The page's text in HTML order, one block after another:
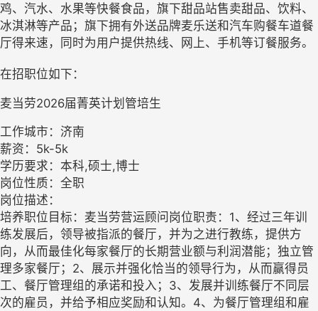
鸡、汽水、水果等快餐食品，旗下甜品站售卖甜品、饮料、
冰淇淋等产品；旗下拥有外送品牌麦乐送和汽车购餐车道餐
厅得来速，同时为用户提供热线、网上、手机等订餐服务。
在招职位如下：
麦当劳2026届菁英计划管培生
工作城市：济南
薪资：5k-5k
学历要求：本科,硕士,博士
岗位性质：全职
岗位描述：
培养职位目标：麦当劳营运顾问岗位职责：1、经过三年训
练发展后，领导被指派的餐厅，并为之进行教练，提供方
向，从而最佳化每家餐厅的长期营业额与利润潜能；独立管
理多家餐厅；2、展示并强化恰当的领导行为，从而赢得员
工、餐厅管理组的承诺和投入；3、发展并训练餐厅不同层
次的雇员，并给予相应奖励和认知。4、为餐厅管理组和雇